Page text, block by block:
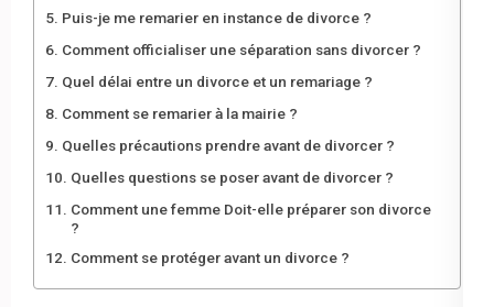
Puis-je me remarier en instance de divorce ?
Comment officialiser une séparation sans divorcer ?
Quel délai entre un divorce et un remariage ?
Comment se remarier à la mairie ?
Quelles précautions prendre avant de divorcer ?
Quelles questions se poser avant de divorcer ?
Comment une femme Doit-elle préparer son divorce
?
Comment se protéger avant un divorce ?